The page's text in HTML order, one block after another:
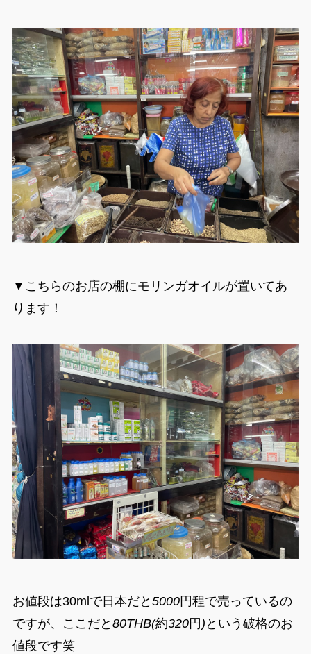
▼こちらのお店の棚にモリンガオイルが置いてあ
ります！
お値段は30mlで日本だと 5000円程で売っているの
ですが、ここだと 80THB(約320円 ) という破格のお
値段です笑